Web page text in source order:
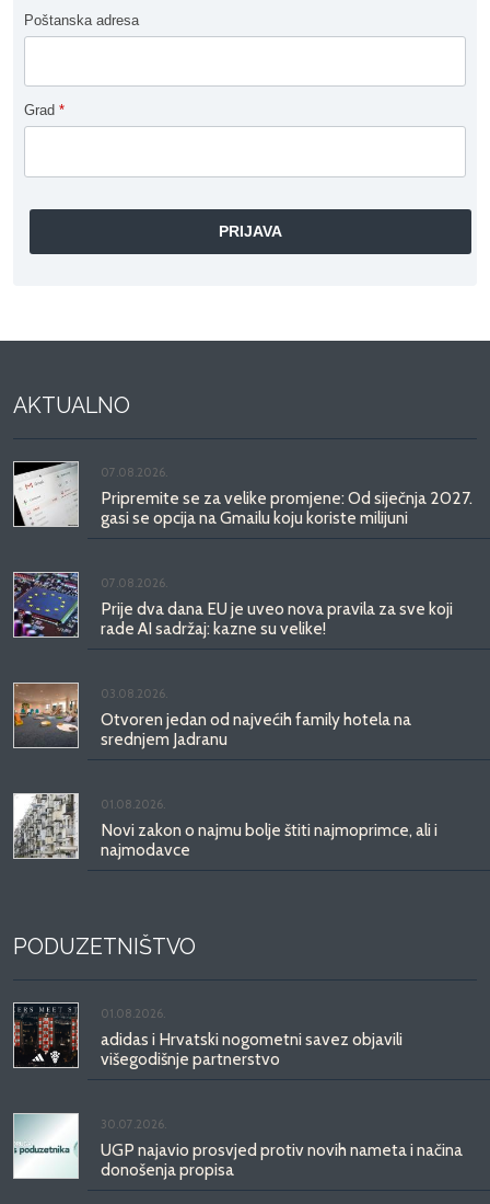
Poštanska adresa
Grad *
AKTUALNO
07.08.2026.
Pripremite se za velike promjene: Od siječnja 2027.
gasi se opcija na Gmailu koju koriste milijuni
07.08.2026.
Prije dva dana EU je uveo nova pravila za sve koji
rade AI sadržaj: kazne su velike!
03.08.2026.
Otvoren jedan od najvećih family hotela na
srednjem Jadranu
01.08.2026.
Novi zakon o najmu bolje štiti najmoprimce, ali i
najmodavce
PODUZETNIŠTVO
01.08.2026.
adidas i Hrvatski nogometni savez objavili
višegodišnje partnerstvo
30.07.2026.
UGP najavio prosvjed protiv novih nameta i načina
donošenja propisa